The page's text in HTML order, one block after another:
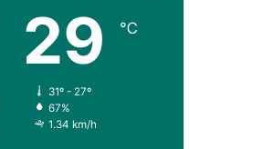
29 ℃
31º - 27º
67%
1.34 km/h